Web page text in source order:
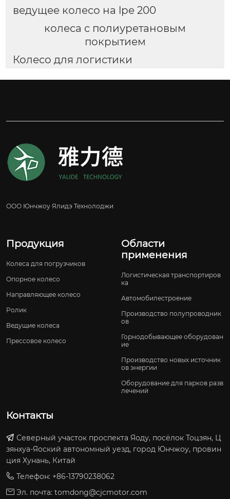
ведущее колесо на lpe 200
колеса с полиуретановым
покрытием
Колесо для логистики
ООО Юнчжоу Ялидэ Технолоджи
Продукция
Колеса для погрузчиков
Опорное колесо
Направляющее колесо
Ролик
Ведущие колеса
Прессовое колесо
Области
применения
Логистическая транспортиров
ка
Автомобилестроение
Производство полупроводник
ов
Горнодобывающее оборудован
ие
Производство новых источник
ов энергии
Оборудование для парков разв
лечений
Контакты
Северный участок проспекта Яоду, посёлок Тоцзян, Ц
зянхуа-Яоский автономный уезд, город Юнчжоу, провин
ция Хунань, Китай
Телефон: +86-13790238062
Эл. почта: tomdong@cjcmotor.com